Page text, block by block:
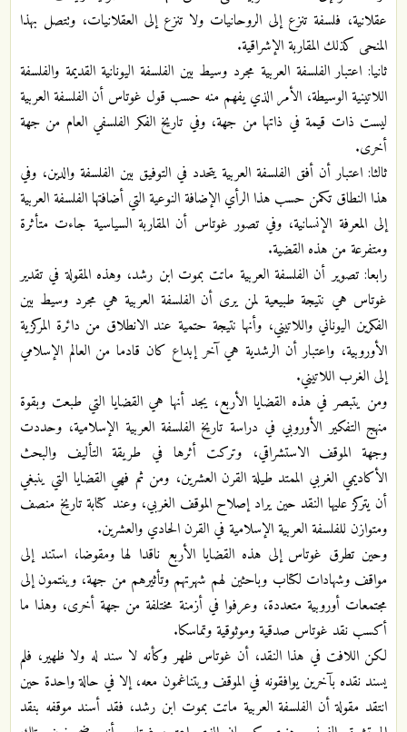
عقلانية، فلسفة تنزع إلى الروحانيات ولا تنزع إلى العقلانيات، وتتصل بهذا
المنحى كذلك المقاربة الإشراقية.
ثانيا: اعتبار الفلسفة العربية مجرد وسيط بين الفلسفة اليونانية القديمة والفلسفة
اللاتينية الوسيطة، الأمر الذي يفهم منه حسب قول غوتاس أن الفلسفة العربية
ليست ذات قيمة في ذاتها من جهة، وفي تاريخ الفكر الفلسفي العام من جهة
أخرى.
ثالثا: اعتبار أن أفق الفلسفة العربية يتحدد في التوفيق بين الفلسفة والدين، وفي
هذا النطاق تكمن حسب هذا الرأي الإضافة النوعية التي أضافتها الفلسفة العربية
إلى المعرفة الإنسانية، وفي تصور غوتاس أن المقاربة السياسية جاءت متأثرة
ومتفرعة من هذه القضية.
رابعا: تصوير أن الفلسفة العربية ماتت بموت ابن رشد، وهذه المقولة في تقدير
غوتاس هي نتيجة طبيعية لمن يرى أن الفلسفة العربية هي مجرد وسيط بين
الفكرين اليوناني واللاتيني، وأنها نتيجة حتمية عند الانطلاق من دائرة المركزية
الأوروبية، واعتبار أن الرشدية هي آخر إبداع كان قادما من العالم الإسلامي
إلى الغرب اللاتيني.
ومن يتبصر في هذه القضايا الأربع، يجد أنها هي القضايا التي طبعت وبقوة
منهج التفكير الأوروبي في دراسة تاريخ الفلسفة العربية الإسلامية، وحددت
وجهة الموقف الاستشراقي، وتركت أثرها في طريقة التأليف والبحث
الأكاديمي الغربي الممتد طيلة القرن العشرين، ومن ثم فهي القضايا التي ينبغي
أن يتركز عليها النقد حين يراد إصلاح الموقف الغربي، وعند كتابة تاريخ منصف
ومتوازن للفلسفة العربية الإسلامية في القرن الحادي والعشرين.
وحين تطرق غوتاس إلى هذه القضايا الأربع ناقدا لها ومقوضا، استند إلى
مواقف وشهادات لكتاب وباحثين لهم شهرتهم وتأثيرهم من جهة، وينتمون إلى
مجتمعات أوروبية متعددة، وعرفوا في أزمنة مختلفة من جهة أخرى، وهذا ما
أكسب نقد غوتاس صدقية وموثوقية وتماسكا.
لكن اللافت في هذا النقد، أن غوتاس ظهر وكأنه لا سند له ولا ظهير، فلم
يسند نقده بآخرين يوافقونه في الموقف ويتناغمون معه، إلا في حالة واحدة حين
انتقد مقولة أن الفلسفة العربية ماتت بموت ابن رشد، فقد أسند موقفه بنقد